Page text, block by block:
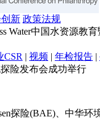
新 政策法规
Water中国水资源教
CSR | 视频 | 年检报告 |
险发布会成功举行
探险(BAE)、中华